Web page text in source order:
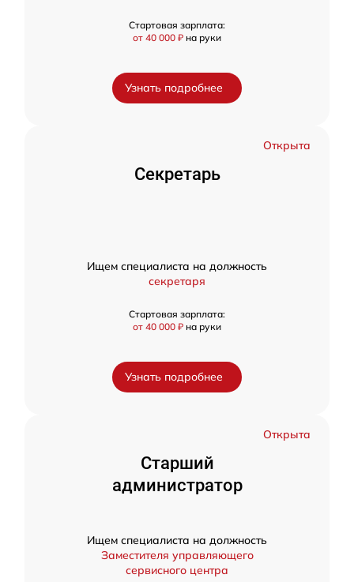
Стартовая зарплата:
от 40 000 ₽ на руки
Узнать подробнее
Открыта
Секретарь
Ищем специалиста на должность
секретаря
Стартовая зарплата:
от 40 000 ₽ на руки
Узнать подробнее
Открыта
Старший
администратор
Ищем специалиста на должность
Заместителя управляющего
сервисного центра